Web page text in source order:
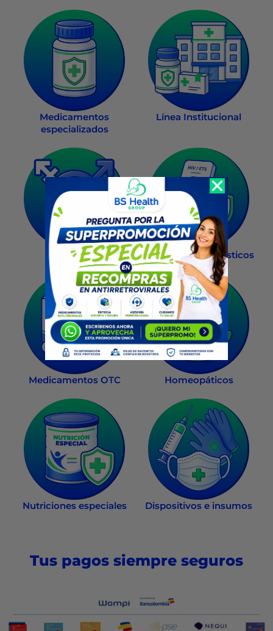
Medicamentos
especializados
Línea Institucional
Salud Sexual Exámenes diagnósticos
Medicamentos OTC Homeopáticos
Nutriciones especiales Dispositivos e insumos
Tus pagos siempre seguros
Recompra